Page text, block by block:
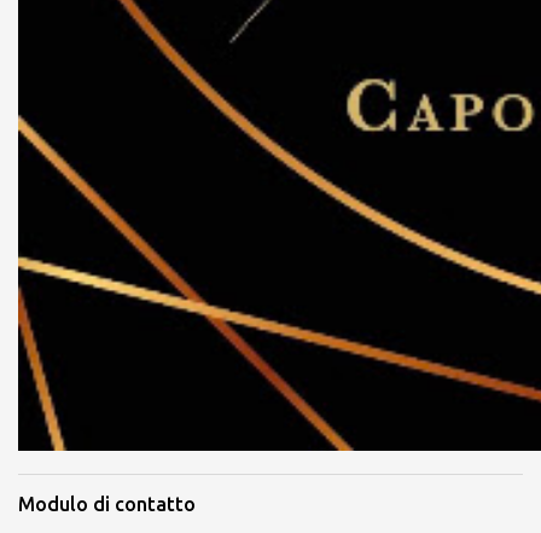
Modulo di contatto